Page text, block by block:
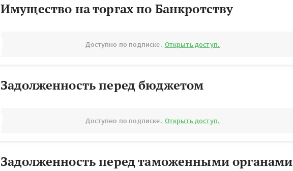
Имущество на торгах по Банкротству
Доступно по подписке. Открыть доступ.
Задолженность перед бюджетом
Доступно по подписке. Открыть доступ.
Задолженность перед таможенными органами